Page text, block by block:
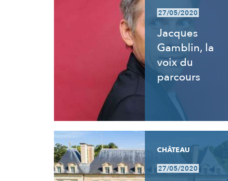
27/05/2020
Jacques
Gamblin, la
voix du
parcours
CHÂTEAU
27/05/2020